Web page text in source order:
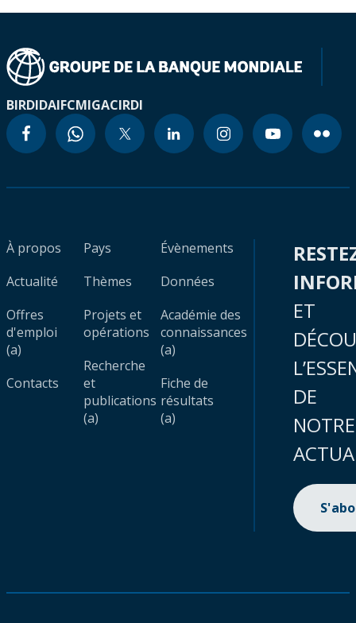
BIRDIDAIFCMIGACIRDI
À propos
Actualité
Offres
d'emploi
(a)
Contacts
Pays
Thèmes
Projets et
opérations
Recherche
et
publications
(a)
Évènements
Données
Académie des
connaissances
(a)
Fiche de
résultats
(a)
ET
DE
NOTRE